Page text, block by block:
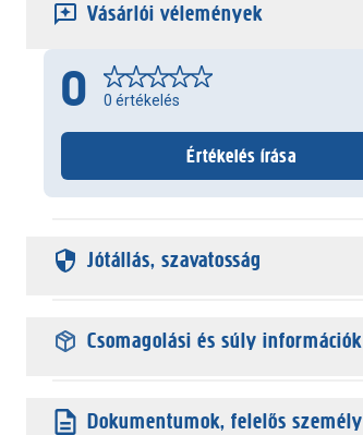
Vásárlói vélemények
0 0 értékelés
Értékelés írása
Jótállás, szavatosság
Csomagolási és súly információk
Dokumentumok, felelős személy